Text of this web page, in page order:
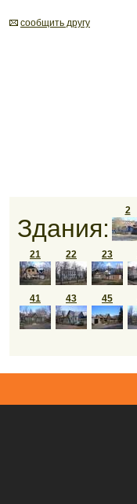
cообщить другу
Здания:
2
21 22 23
41 43 45